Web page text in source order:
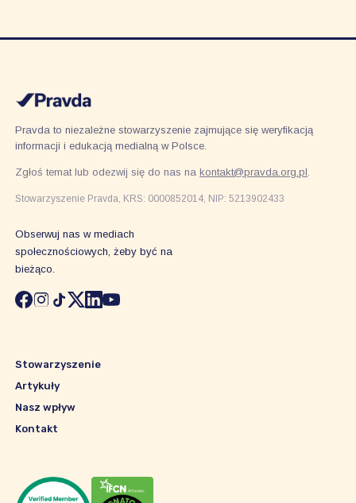
Pravda to niezależne stowarzyszenie zajmujące się weryfikacją
informacji i edukacją medialną w Polsce.
Zgłoś temat lub odezwij się do nas nakontakt@pravda.org.pl.
Stowarzyszenie Pravda, KRS: 0000852014, NIP: 5213902433
Obserwuj nas w mediach
społecznościowych, żeby być na
bieżąco.
Stowarzyszenie
Artykuły
Nasz wpływ
Kontakt